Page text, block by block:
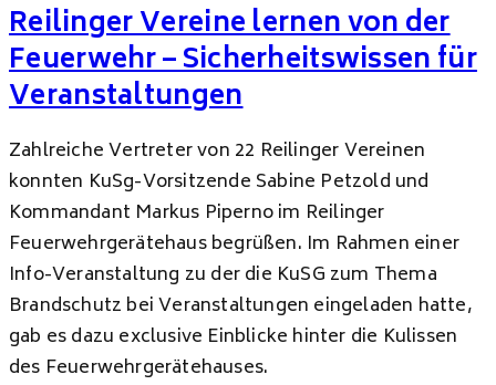
Reilinger Vereine lernen von der
Feuerwehr – Sicherheitswissen für
Veranstaltungen
Zahlreiche Vertreter von 22 Reilinger Vereinen
konnten KuSg-Vorsitzende Sabine Petzold und
Kommandant Markus Piperno im Reilinger
Feuerwehrgerätehaus begrüßen. Im Rahmen einer
Info-Veranstaltung zu der die KuSG zum Thema
Brandschutz bei Veranstaltungen eingeladen hatte,
gab es dazu exclusive Einblicke hinter die Kulissen
des Feuerwehrgerätehauses.